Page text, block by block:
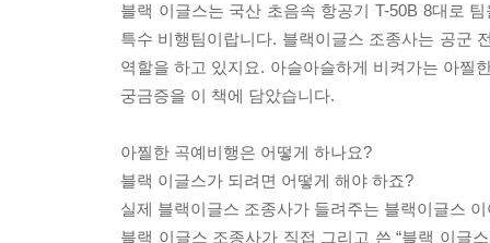
블랙 이글스는 국산 초음속 항공기 T-50B 8대로
특수 비행팀이랍니다. 블랙이글스 조종사는 공군
역할을 하고 있지요. 아슬아슬하게 비켜가는 아찔
궁금증을 이 책에 담았습니다.
아찔한 곡예비행은 어떻게 하나요?
블랙 이글스가 되려면 어떻게 해야 하죠?
실제 블랙이글스 조종사가 들려주는 블랙이글스
블랙 이글스 조종사가 직접 그리고 쓴 “블랙 이글